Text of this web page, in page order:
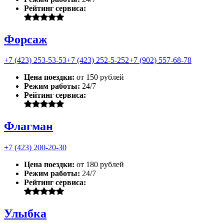
Рейтинг сервиса:
Форсаж
+7 (423) 253-53-53+7 (423) 252-5-252+7 (902) 557-68-78
Цена поездки: от 150 рублей
Режим работы: 24/7
Рейтинг сервиса:
Флагман
+7 (423) 200-20-30
Цена поездки: от 180 рублей
Режим работы: 24/7
Рейтинг сервиса:
Улыбка